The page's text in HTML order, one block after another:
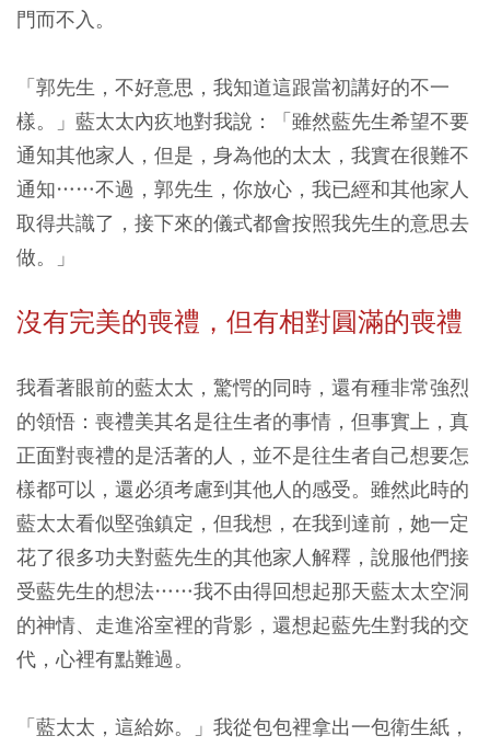
門而不入。
「郭先生，不好意思，我知道這跟當初講好的不一
樣。」藍太太內疚地對我說：「雖然藍先生希望不要
通知其他家人，但是，身為他的太太，我實在很難不
通知……不過，郭先生，你放心，我已經和其他家人
取得共識了，接下來的儀式都會按照我先生的意思去
做。」
沒有完美的喪禮，但有相對圓滿的喪禮
我看著眼前的藍太太，驚愕的同時，還有種非常強烈
的領悟：喪禮美其名是往生者的事情，但事實上，真
正面對喪禮的是活著的人，並不是往生者自己想要怎
樣都可以，還必須考慮到其他人的感受。雖然此時的
藍太太看似堅強鎮定，但我想，在我到達前，她一定
花了很多功夫對藍先生的其他家人解釋，說服他們接
受藍先生的想法……我不由得回想起那天藍太太空洞
的神情、走進浴室裡的背影，還想起藍先生對我的交
代，心裡有點難過。
「藍太太，這給妳。」我從包包裡拿出一包衛生紙，